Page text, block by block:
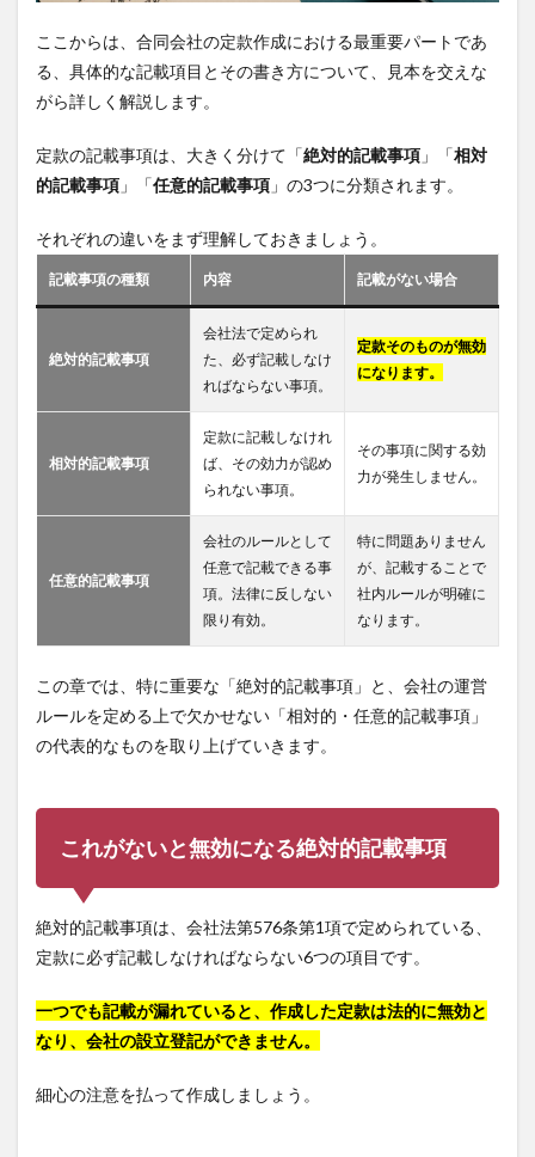
ここからは、合同会社の定款作成における最重要パートであ
る、具体的な記載項目とその書き方について、見本を交えな
がら詳しく解説します。
定款の記載事項は、大きく分けて「絶対的記載事項 」「相対
的記載事項 」「任意的記載事項 」の3つに分類されます。
それぞれの違いをまず理解しておきましょう。
記載事項の種類 内容 記載がない場合
絶対的記載事項
会社法で定められ
た、必ず記載しなけ
ればならない事項。
定款そのものが無効
になります。
相対的記載事項
定款に記載しなけれ
ば、その効力が認め
られない事項。
その事項に関する効
力が発生しません。
任意的記載事項
会社のルールとして
任意で記載できる事
項。法律に反しない
限り有効。
特に問題ありません
が、記載することで
社内ルールが明確に
なります。
この章では、特に重要な「絶対的記載事項」と、会社の運営
ルールを定める上で欠かせない「相対的・任意的記載事項」
の代表的なものを取り上げていきます。
これがないと無効になる絶対的記載事項
絶対的記載事項は、会社法第576条第1項で定められている、
定款に必ず記載しなければならない6つの項目です。
一つでも記載が漏れていると、作成した定款は法的に無効と
なり、会社の設立登記ができません。
細心の注意を払って作成しましょう。